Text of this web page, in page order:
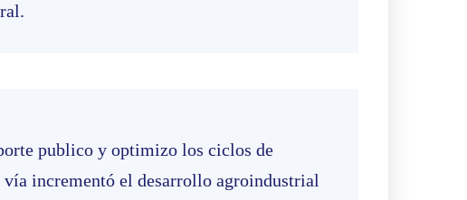
publico y optimizo los ciclos de
incrementó el desarrollo agroindustrial